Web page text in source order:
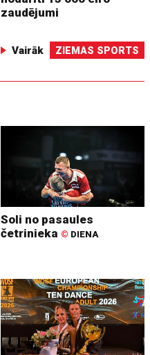
zaudējumi
Vairāk ZIEMAS SPORTS
Soli no pasaules
četrinieka © DIENA